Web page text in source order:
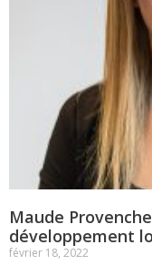
Maude
développement
février 18, 2022